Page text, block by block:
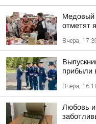
Медовый
отметят
Вчера,
прибыли
Вчера,
Любовь